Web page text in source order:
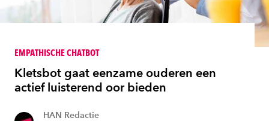
EMPATHISCHE CHATBOT
Kletsbot gaat eenzame ouderen een
actief luisterend oor bieden
HAN Redactie